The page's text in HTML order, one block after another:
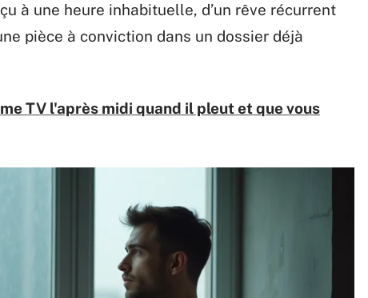
à une heure inhabituelle, d’un rêve récurrent
pièce à conviction dans un dossier déjà
TV l'après midi quand il pleut et que vous